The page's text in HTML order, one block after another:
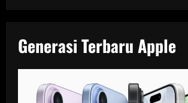
Generasi Terbaru Apple